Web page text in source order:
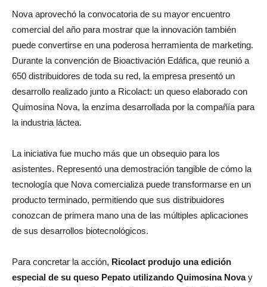
Nova aprovechó la convocatoria de su mayor encuentro
comercial del año para mostrar que la innovación también
puede convertirse en una poderosa herramienta de marketing.
Durante la convención de Bioactivación Edáfica, que reunió a
650 distribuidores de toda su red, la empresa presentó un
desarrollo realizado junto a Ricolact: un queso elaborado con
Quimosina Nova, la enzima desarrollada por la compañía para
la industria láctea.
La iniciativa fue mucho más que un obsequio para los
asistentes. Representó una demostración tangible de cómo la
tecnología que Nova comercializa puede transformarse en un
producto terminado, permitiendo que sus distribuidores
conozcan de primera mano una de las múltiples aplicaciones
de sus desarrollos biotecnológicos.
Para concretar la acción, Ricolact produjo una edición
especial de su queso Pepato utilizando Quimosina Novay